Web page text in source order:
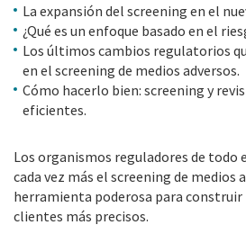
La expansión del screening en el
¿Qué es un enfoque basado en el
Los últimos cambios regulatorios
en el screening de medios adversos.
Cómo hacerlo bien: screening y
eficientes.
Los organismos reguladores de todo
cada vez más el screening de medios
herramienta poderosa para construir
clientes más precisos.